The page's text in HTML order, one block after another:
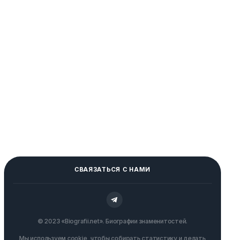
СВАЯЗАТЬСЯ С НАМИ
© 2023 «Biografii.net». Биографии знаменитостей.
Мы используем cookie, чтобы собирать статистику и делать